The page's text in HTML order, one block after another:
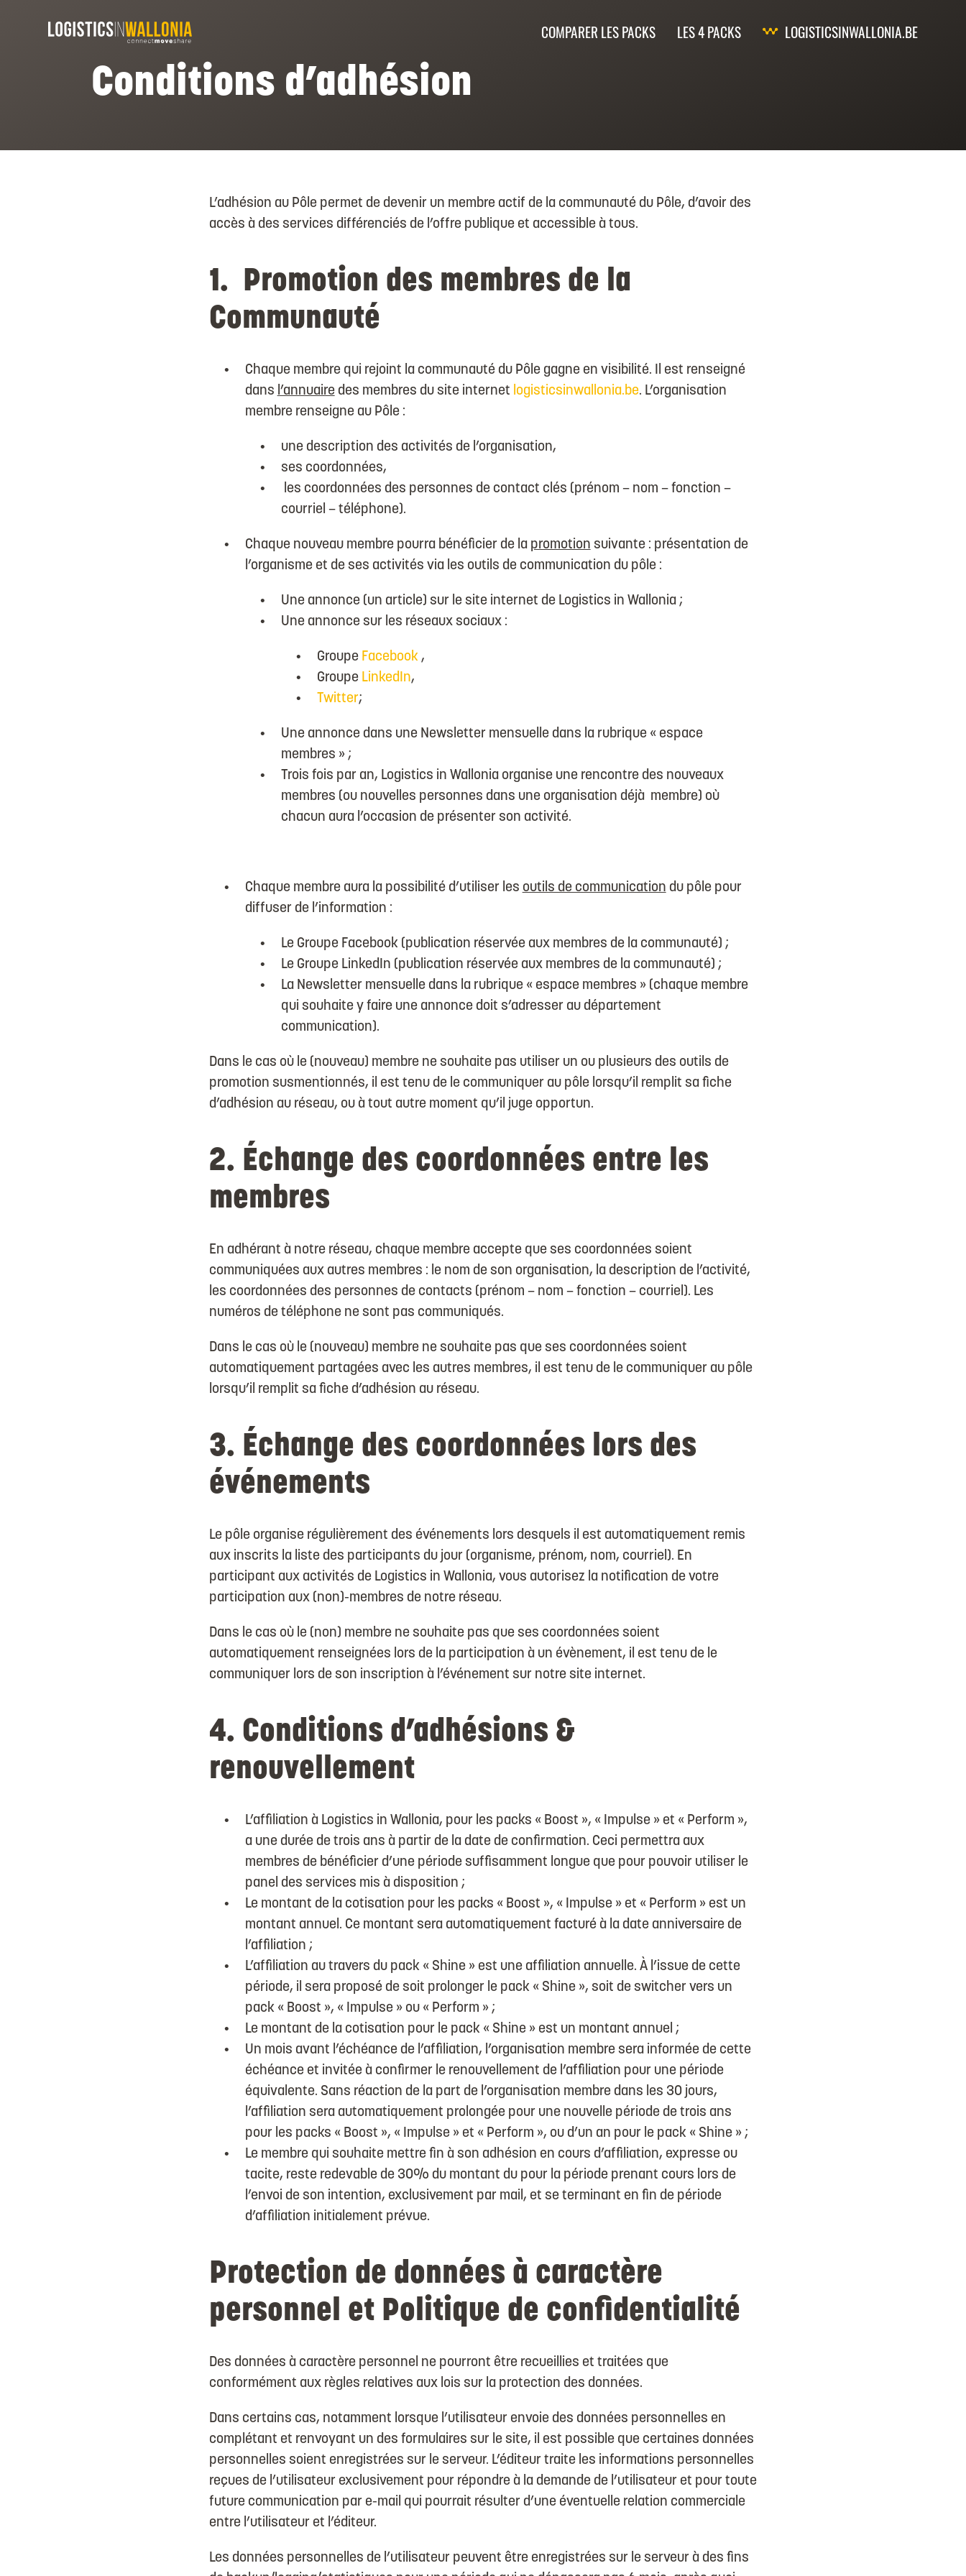
COMPARER LES PACKS LES 4 PACKS LOGISTICSINWALLONIA.BE
Conditions d’adhésion
L’adhésion au Pôle permet de devenir un membre actif de la communauté du Pôle, d’avoir des
accès à des services différenciés de l’offre publique et accessible à tous.
1. Promotion des membres de la
Communauté
Chaque membre qui rejoint la communauté du Pôle gagne en visibilité. Il est renseigné
dans l’annuairedes membres du site internet logisticsinwallonia.be. L’organisation
membre renseigne au Pôle :
une description des activités de l’organisation,
ses coordonnées,
les coordonnées des personnes de contact clés (prénom – nom – fonction –
courriel – téléphone).
Chaque nouveau membre pourra bénéficier de la promotion suivante : présentation de
l’organisme et de ses activités via les outils de communication du pôle :
Une annonce (un article) sur le site internet de Logistics in Wallonia ;
Une annonce sur les réseaux sociaux :
Groupe Facebook,
Groupe LinkedIn,
Twitter;
Une annonce dans une Newsletter mensuelle dans la rubrique « espace
membres » ;
Trois fois par an, Logistics in Wallonia organise une rencontre des nouveaux
membres (ou nouvelles personnes dans une organisation déjà membre) où
chacun aura l’occasion de présenter son activité.
Chaque membre aura la possibilité d’utiliser les outils de communication du pôle pour
diffuser de l’information :
Le Groupe Facebook (publication réservée aux membres de la communauté) ;
Le Groupe LinkedIn (publication réservée aux membres de la communauté) ;
La Newsletter mensuelle dans la rubrique « espace membres » (chaque membre
qui souhaite y faire une annonce doit s’adresser au département
communication).
Dans le cas où le (nouveau) membre ne souhaite pas utiliser un ou plusieurs des outils de
promotion susmentionnés, il est tenu de le communiquer au pôle lorsqu’il remplit sa fiche
d’adhésion au réseau, ou à tout autre moment qu’il juge opportun.
2. Échange des coordonnées entre les
membres
En adhérant à notre réseau, chaque membre accepte que ses coordonnées soient
communiquées aux autres membres : le nom de son organisation, la description de l’activité,
les coordonnées des personnes de contacts (prénom – nom – fonction – courriel). Les
numéros de téléphone ne sont pas communiqués.
Dans le cas où le (nouveau) membre ne souhaite pas que ses coordonnées soient
automatiquement partagées avec les autres membres, il est tenu de le communiquer au pôle
lorsqu’il remplit sa fiche d’adhésion au réseau.
3. Échange des coordonnées lors des
événements
Le pôle organise régulièrement des événements lors desquels il est automatiquement remis
aux inscrits la liste des participants du jour (organisme, prénom, nom, courriel). En
participant aux activités de Logistics in Wallonia, vous autorisez la notification de votre
participation aux (non)-membres de notre réseau.
Dans le cas où le (non) membre ne souhaite pas que ses coordonnées soient
automatiquement renseignées lors de la participation à un évènement, il est tenu de le
communiquer lors de son inscription à l’événement sur notre site internet.
4. Conditions d’adhésions &
renouvellement
L’affiliation à Logistics in Wallonia, pour les packs « Boost », « Impulse » et « Perform »,
a une durée de trois ans à partir de la date de confirmation. Ceci permettra aux
membres de bénéficier d’une période suffisamment longue que pour pouvoir utiliser le
panel des services mis à disposition ;
Le montant de la cotisation pour les packs « Boost », « Impulse » et « Perform » est un
montant annuel. Ce montant sera automatiquement facturé à la date anniversaire de
l’affiliation ;
L’affiliation au travers du pack « Shine » est une affiliation annuelle. À l’issue de cette
période, il sera proposé de soit prolonger le pack « Shine », soit de switcher vers un
pack « Boost », « Impulse » ou « Perform » ;
Le montant de la cotisation pour le pack « Shine » est un montant annuel ;
Un mois avant l’échéance de l’affiliation, l’organisation membre sera informée de cette
échéance et invitée à confirmer le renouvellement de l’affiliation pour une période
équivalente. Sans réaction de la part de l’organisation membre dans les 30 jours,
l’affiliation sera automatiquement prolongée pour une nouvelle période de trois ans
pour les packs « Boost », « Impulse » et « Perform », ou d’un an pour le pack « Shine » ;
Le membre qui souhaite mettre fin à son adhésion en cours d’affiliation, expresse ou
tacite, reste redevable de 30% du montant du pour la période prenant cours lors de
l’envoi de son intention, exclusivement par mail, et se terminant en fin de période
d’affiliation initialement prévue.
Protection de données à caractère
personnel et Politique de confidentialité
Des données à caractère personnel ne pourront être recueillies et traitées que
conformément aux règles relatives aux lois sur la protection des données.
Dans certains cas, notamment lorsque l’utilisateur envoie des données personnelles en
complétant et renvoyant un des formulaires sur le site, il est possible que certaines données
personnelles soient enregistrées sur le serveur. L’éditeur traite les informations personnelles
reçues de l’utilisateur exclusivement pour répondre à la demande de l’utilisateur et pour toute
future communication par e-mail qui pourrait résulter d’une éventuelle relation commerciale
entre l’utilisateur et l’éditeur.
Les données personnelles de l’utilisateur peuvent être enregistrées sur le serveur à des fins